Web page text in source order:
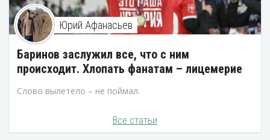
Юрий Афанасьев
Баринов заслужил все, что с ним
происходит. Хлопать фанатам – лицемерие
Слово вылетело – не поймал.
Все статьи